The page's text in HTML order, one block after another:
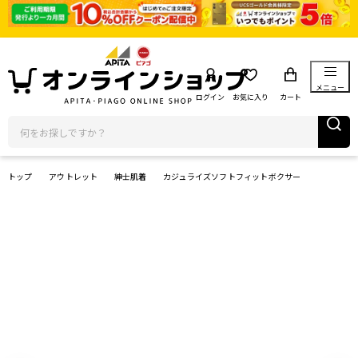
ログイン お気に入り カート
メニュー
トップ アウトレット 紳士肌着 カジュライズソフトフィットボクサー